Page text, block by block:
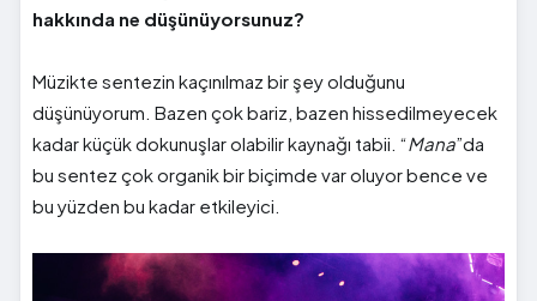
hakkında ne düşünüyorsunuz?
Müzikte sentezin kaçınılmaz bir şey olduğunu
düşünüyorum. Bazen çok bariz, bazen hissedilmeyecek
kadar küçük dokunuşlar olabilir kaynağı tabii. “Mana”da
bu sentez çok organik bir biçimde var oluyor bence ve
bu yüzden bu kadar etkileyici.